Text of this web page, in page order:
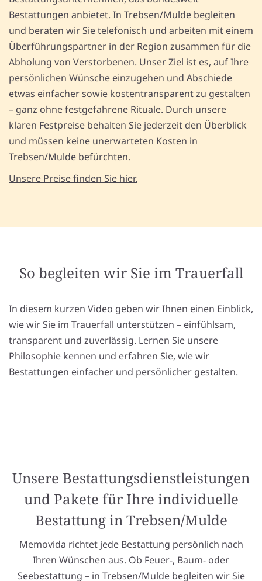
Bestattungen anbietet. In Trebsen/Mulde begleiten
und beraten wir Sie telefonisch und arbeiten mit einem
Überführungspartner in der Region zusammen für die
Abholung von Verstorbenen. Unser Ziel ist es, auf Ihre
persönlichen Wünsche einzugehen und Abschiede
etwas einfacher sowie kostentransparent zu gestalten
– ganz ohne festgefahrene Rituale. Durch unsere
klaren Festpreise behalten Sie jederzeit den Überblick
und müssen keine unerwarteten Kosten in
Trebsen/Mulde befürchten.
Unsere Preise finden Sie hier.
So begleiten wir Sie im Trauerfall
In diesem kurzen Video geben wir Ihnen einen Einblick,
wie wir Sie im Trauerfall unterstützen – einfühlsam,
transparent und zuverlässig. Lernen Sie unsere
Philosophie kennen und erfahren Sie, wie wir
Bestattungen einfacher und persönlicher gestalten.
Unsere Bestattungsdienstleistungen
und Pakete für Ihre individuelle
Bestattung in Trebsen/Mulde
Memovida richtet jede Bestattung persönlich nach
Ihren Wünschen aus. Ob Feuer-, Baum- oder
Seebestattung – in Trebsen/Mulde begleiten wir Sie